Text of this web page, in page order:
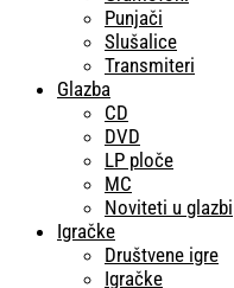
Punjači
Slušalice
Transmiteri
Glazba
CD
DVD
LP ploče
MC
Noviteti u glazbi
Igračke
Društvene igre
Igračke